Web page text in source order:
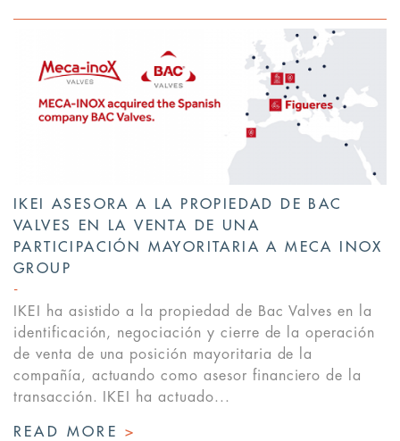
IKEI ASESORA A LA PROPIEDAD DE BAC
VALVES EN LA VENTA DE UNA
PARTICIPACIÓN MAYORITARIA A MECA INOX
GROUP
IKEI ha asistido a la propiedad de Bac Valves en la
identificación, negociación y cierre de la operación
de venta de una posición mayoritaria de la
compañía, actuando como asesor financiero de la
transacción. IKEI ha actuado...
READ MORE >